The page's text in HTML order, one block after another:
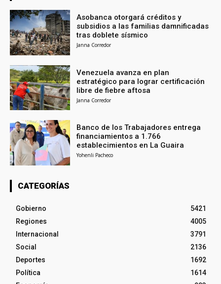
Asobanca otorgará créditos y
subsidios a las familias damnificadas
tras doblete sísmico
Janna Corredor
Venezuela avanza en plan
estratégico para lograr certificación
libre de fiebre aftosa
Janna Corredor
Banco de los Trabajadores entrega
financiamientos a 1.766
establecimientos en La Guaira
Yohenli Pacheco
CATEGORÍAS
Gobierno
5421
Regiones
4005
Internacional
3791
Social
2136
Deportes
1692
Política
1614